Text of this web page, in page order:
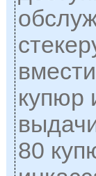
купюр
80